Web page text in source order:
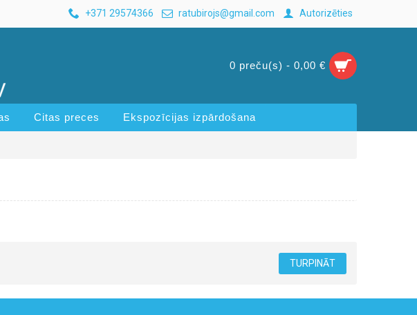
+371 29574366 ratubirojs@gmail.com Autorizēties
0 preču(s) - 0,00 €
Citas preces Ekspozīcijas izpārdošana
TURPINĀT